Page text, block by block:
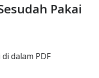
Pakai
dalam PDF